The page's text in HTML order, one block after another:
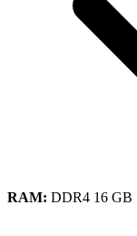
RAM: DDR4 16 GB